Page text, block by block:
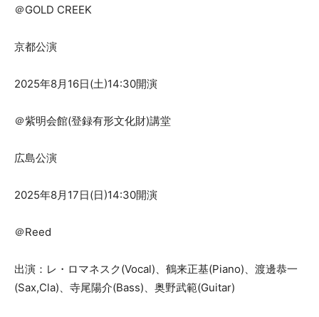
＠GOLD CREEK
京都公演
2025年8月16日(土)14:30開演
＠紫明会館(登録有形文化財)講堂
広島公演
2025年8月17日(日)14:30開演
＠Reed
出演：レ・ロマネスク(Vocal)、鶴来正基(Piano)、渡邊恭一
(Sax,Cla)、寺尾陽介(Bass)、奥野武範(Guitar)